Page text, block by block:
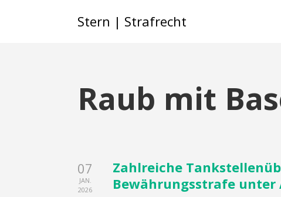
Stern | Strafrecht
Raub mit
07
JAN.
2026
Zahlreiche
Bewährungsstrafe unter